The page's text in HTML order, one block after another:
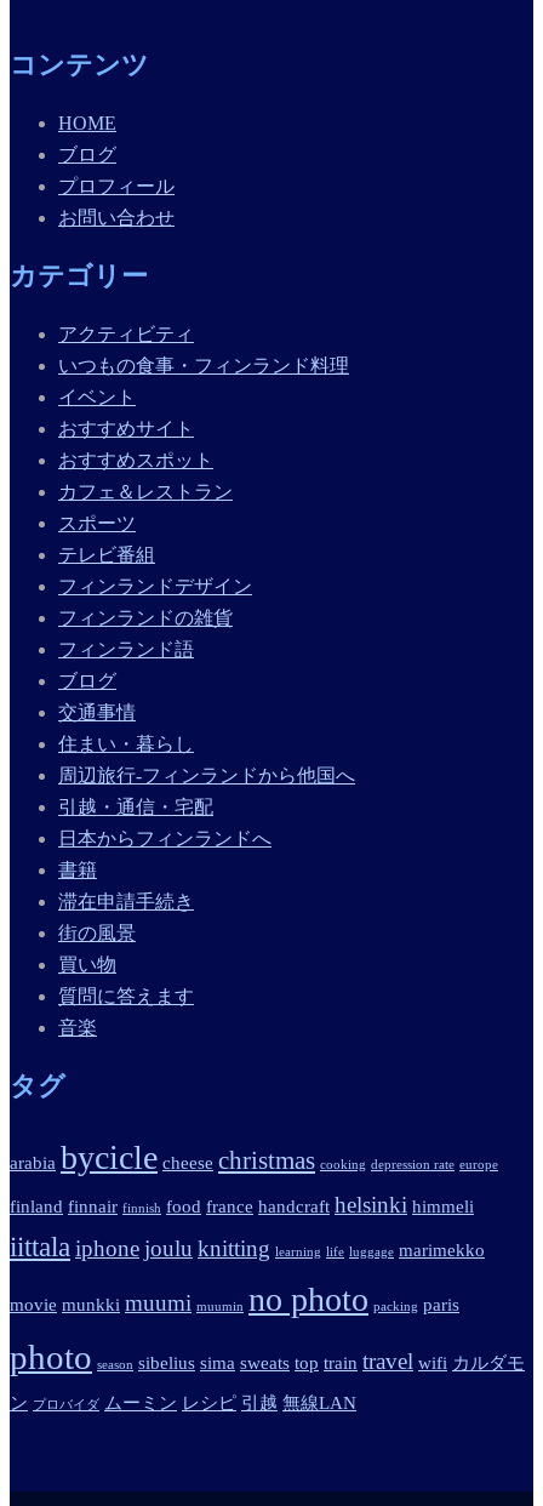
コンテンツ
HOME
ブログ
プロフィール
お問い合わせ
カテゴリー
アクティビティ
いつもの食事・フィンランド料理
イベント
おすすめサイト
おすすめスポット
カフェ＆レストラン
スポーツ
テレビ番組
フィンランドデザイン
フィンランドの雑貨
フィンランド語
ブログ
交通事情
住まい・暮らし
周辺旅行-フィンランドから他国へ
引越・通信・宅配
日本からフィンランドへ
書籍
滞在申請手続き
街の風景
買い物
質問に答えます
音楽
タグ
arabia bycicle cheese christmas cooking depression rate europe
finland finnair finnish food france handcraft helsinki himmeli
iittalaiphonejoulu knitting learning life luggage marimekko
movie munkki muumi muumin no photo packing paris
photo season sibelius sima sweats top train travel wifi カルダモ
ン プロバイダ ムーミン レシピ 引越 無線LAN